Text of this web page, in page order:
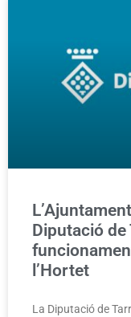
Diputació de
l’Hortet
La Diputació de